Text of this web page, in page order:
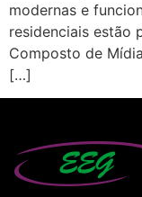
modernas e
residenciais estão
Composto de
[…]